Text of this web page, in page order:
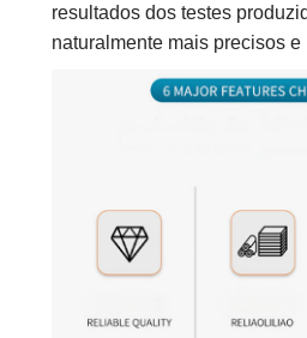
resultados dos testes
naturalmente mais precisos